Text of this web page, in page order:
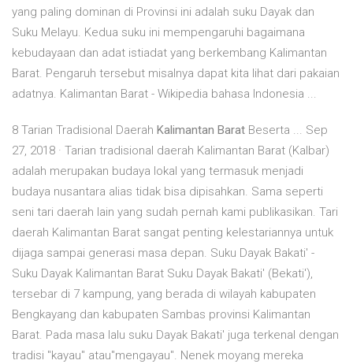
yang paling dominan di Provinsi ini adalah suku Dayak dan
Suku Melayu. Kedua suku ini mempengaruhi bagaimana
kebudayaan dan adat istiadat yang berkembang Kalimantan
Barat. Pengaruh tersebut misalnya dapat kita lihat dari pakaian
adatnya. Kalimantan Barat - Wikipedia bahasa Indonesia ...
8 Tarian Tradisional Daerah Kalimantan Barat Beserta ... Sep
27, 2018 · Tarian tradisional daerah Kalimantan Barat (Kalbar)
adalah merupakan budaya lokal yang termasuk menjadi
budaya nusantara alias tidak bisa dipisahkan. Sama seperti
seni tari daerah lain yang sudah pernah kami publikasikan. Tari
daerah Kalimantan Barat sangat penting kelestariannya untuk
dijaga sampai generasi masa depan. Suku Dayak Bakati' -
Suku Dayak Kalimantan Barat Suku Dayak Bakati' (Bekati'),
tersebar di 7 kampung, yang berada di wilayah kabupaten
Bengkayang dan kabupaten Sambas provinsi Kalimantan
Barat. Pada masa lalu suku Dayak Bakati' juga terkenal dengan
tradisi "kayau" atau"mengayau". Nenek moyang mereka